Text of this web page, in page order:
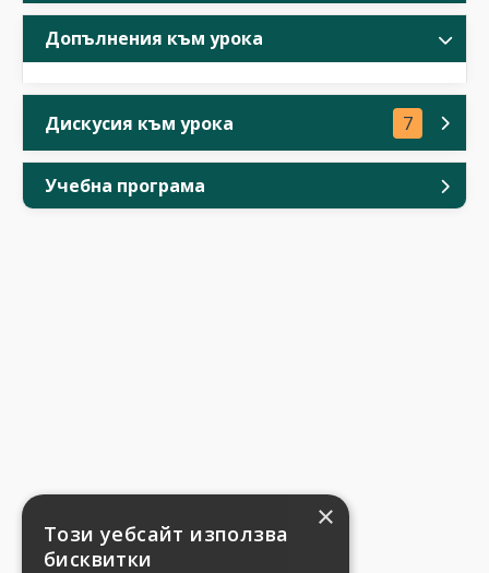
Допълнения към урока
Дискусия към урока 7
Учебна програма
×
Този уебсайт използва
бисквитки